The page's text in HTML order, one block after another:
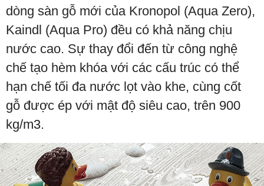
dòng sàn gỗ mới của Kronopol (Aqua Zero),
Kaindl (Aqua Pro) đều có khả năng chịu
nước cao. Sự thay đổi đến từ công nghệ
chế tạo hèm khóa với các cấu trúc có thể
hạn chế tối đa nước lọt vào khe, cùng cốt
gỗ được ép với mật độ siêu cao, trên 900
kg/m3.